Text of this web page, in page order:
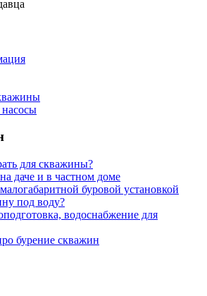
для скважины?
даче и в частном доме
буровой установкой
под воду?
водоснабжение для
бурение скважин